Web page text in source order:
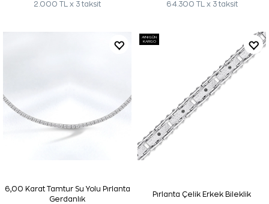
2.000 TL x 3 taksit 64.300 TL x 3 taksit
6,00 Karat Tamtur Su Yolu Pırlanta
Gerdanlık
AYNI GÜN
KARGO
Pırlanta Çelik Erkek Bileklik